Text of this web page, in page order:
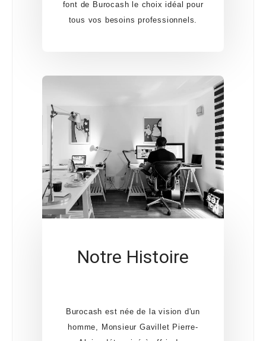
font de Burocash le choix idéal pour
tous vos besoins professionnels.
Notre Histoire
Burocash est née de la vision d'un
homme, Monsieur Gavillet Pierre-